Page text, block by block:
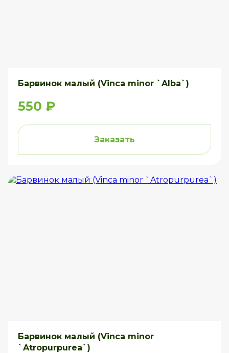
Барвинок малый (Vinca minor `Alba`)
550 ₽
Заказать
Барвинок малый (Vinca minor
`Atropurpurea`)